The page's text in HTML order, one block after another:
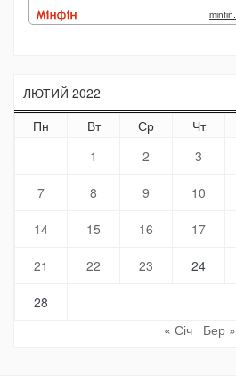
ЛЮТИЙ 2022
Пн
Вт Ср Чт
1
2 3
7 8 9 10
14 15 16 17
21 22 23 24
28
« Січ
Бер »